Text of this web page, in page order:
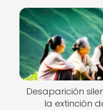
Desaparición
la extinción